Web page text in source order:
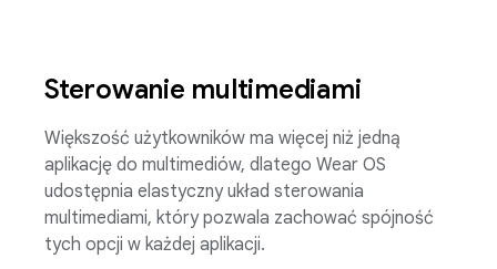
Sterowanie multimediami
Większość użytkowników ma więcej niż jedną
aplikację do multimediów, dlatego Wear OS
udostępnia elastyczny układ sterowania
multimediami, który pozwala zachować spójność
tych opcji w każdej aplikacji.